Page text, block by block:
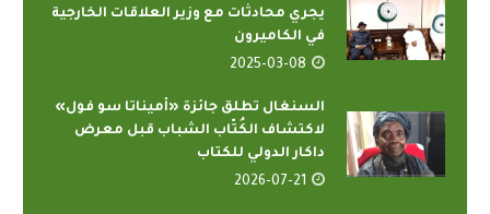
يجري محادثات مع وزير العلاقات الخارجية
في الكاميرون
2025-03-08
السنغال تطلق جائزة «أميناتا سو فول»
لاكتشاف الكُتّاب الشباب قبل معرض
داكار الدولي للكتاب
2026-07-21